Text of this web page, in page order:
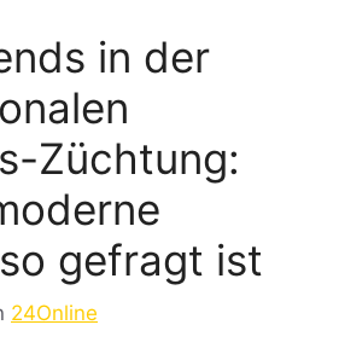
in der
Züchtung:
gefragt ist
24Online